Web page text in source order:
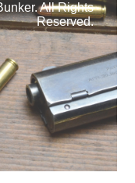
All Rights
Reserved.